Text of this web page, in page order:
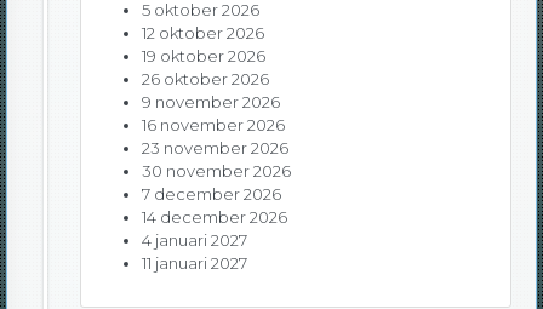
5 oktober 2026
12 oktober 2026
19 oktober 2026
26 oktober 2026
9 november 2026
16 november 2026
23 november 2026
30 november 2026
7 december 2026
14 december 2026
4 januari 2027
11 januari 2027